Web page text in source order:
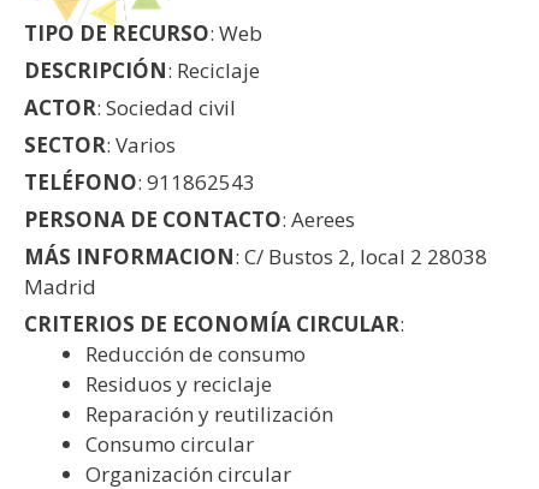
TIPO DE RECURSO: Web
DESCRIPCIÓN: Reciclaje
ACTOR: Sociedad civil
SECTOR: Varios
TELÉFONO: 911862543
PERSONA DE CONTACTO: Aerees
MÁS INFORMACION: C/ Bustos 2, local 2 28038
Madrid
CRITERIOS DE ECONOMÍA CIRCULAR:
Reducción de consumo
Residuos y reciclaje
Reparación y reutilización
Consumo circular
Organización circular